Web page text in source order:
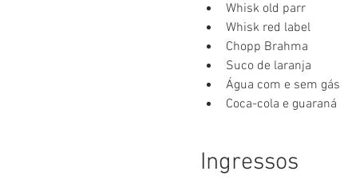
Whisk old parr
Whisk red label
Chopp Brahma
Suco de laranja
Água com e sem gás
Coca-cola e guaraná
Ingressos